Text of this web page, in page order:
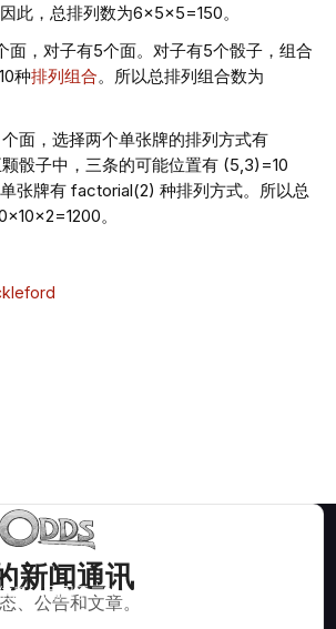
此，总排列数为6×5×5=150。
面，对子有5个面。对子有5个骰子，组合
种排列组合。所以总排列组合数为
面，选择两个单张牌的排列方式有
骰子中，三条的可能位置有 (5,3)=10
张牌有 factorial(2) 种排列方式。所以总
。
新闻通讯
、公告和文章。
息，适用于二十一点、掷骰子、轮盘赌等
。